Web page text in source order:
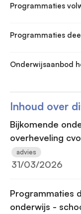
Programmaties
Programmaties
Onderwijsaanbod
Inhoud over
Bijkomende
overheveling
advies
31/03/2026
Programmaties
onderwijs -